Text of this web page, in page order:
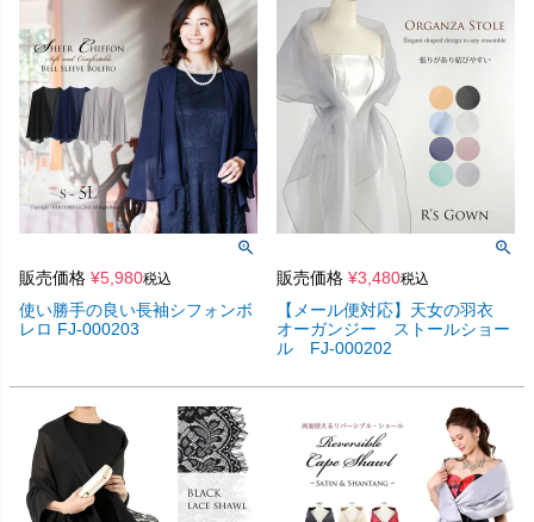
販売価格 ¥5,980税込
使い勝手の良い長袖シフォンボ
レロ FJ-000203
販売価格 ¥3,480税込
【メール便対応】天女の羽衣
オーガンジー ストールショー
ル FJ-000202